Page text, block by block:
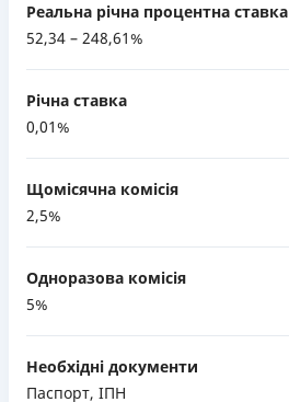
Реальна річна процентна ставка
52,34 – 248,61%
Річна ставка
0,01%
Щомісячна комісія
2,5%
Одноразова комісія
5%
Необхідні документи
Паспорт, ІПН